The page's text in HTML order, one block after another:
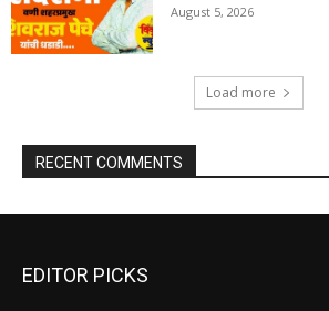
August 5, 2026
Load more
RECENT COMMENTS
EDITOR PICKS